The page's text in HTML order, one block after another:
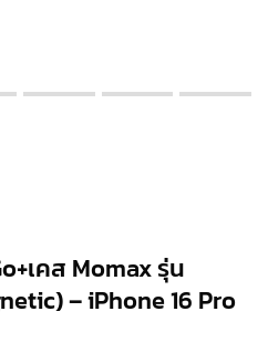
เคส Momax รุ่น
– iPhone 16 Pro